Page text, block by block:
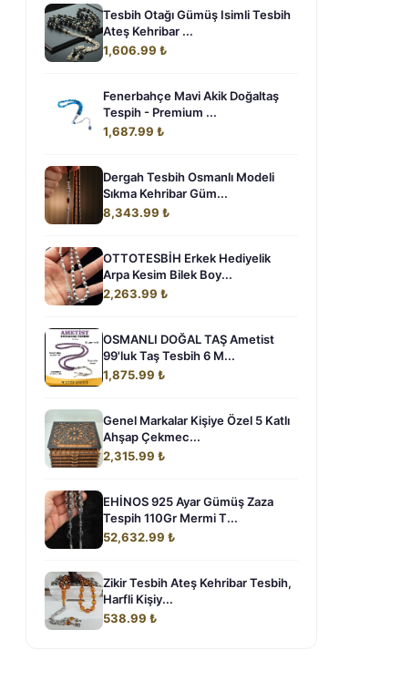
Tesbih Otağı Gümüş Isimli Tesbih
Ateş Kehribar ...
1,606.99 ₺
Fenerbahçe Mavi Akik Doğaltaş
Tespih - Premium ...
1,687.99 ₺
Dergah Tesbih Osmanlı Modeli
Sıkma Kehribar Güm...
8,343.99 ₺
OTTOTESBİH Erkek Hediyelik
Arpa Kesim Bilek Boy...
2,263.99 ₺
OSMANLI DOĞAL TAŞ Ametist
99'luk Taş Tesbih 6 M...
1,875.99 ₺
Genel Markalar Kişiye Özel 5 Katlı
Ahşap Çekmec...
2,315.99 ₺
EHİNOS 925 Ayar Gümüş Zaza
Tespih 110Gr Mermi T...
52,632.99 ₺
Zikir Tesbih Ateş Kehribar Tesbih,
Harfli Kişiy...
538.99 ₺